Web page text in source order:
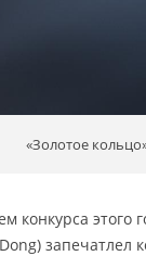
«Золотое
конкурса
запечатлел